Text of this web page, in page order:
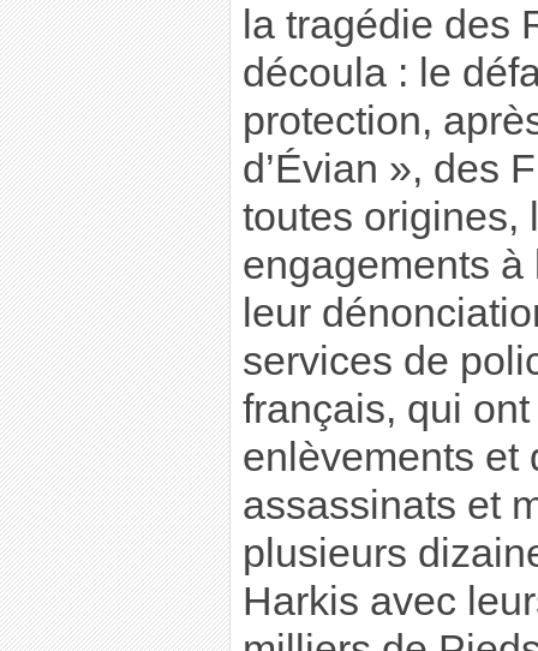
la tragédie des
découla : le
protection,
d’Évian », des
toutes origines,
engagements
leur
services de
français, qui
enlèvements et
assassinats et
plusieurs
Harkis avec